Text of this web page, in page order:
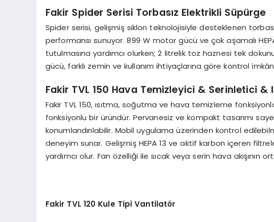
Fakir Spider Serisi Torbasız Elektrikli Süpürge
Spider serisi, gelişmiş siklon teknolojisiyle desteklenen
performansı sunuyor. 899 W motor gücü ve çok aşamalı
tutulmasına yardımcı olurken; 2 litrelik toz haznesi tek
gücü, farklı zemin ve kullanım ihtiyaçlarına göre kontrol
Fakir TVL 150 Hava Temizleyici & Serinletici &
Fakir TVL 150, ısıtma, soğutma ve hava temizleme
fonksiyonlu bir üründür. Pervanesiz ve kompakt tasarımı
konumlandırılabilir. Mobil uygulama üzerinden kontrol
deneyim sunar. Gelişmiş HEPA 13 ve aktif karbon içeren
yardımcı olur. Fan özelliği ile sıcak veya serin hava akışının
Fakir TVL 120 Kule Tipi Vantilatör